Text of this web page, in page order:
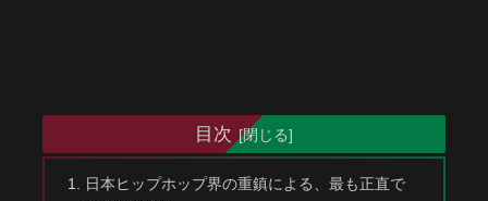
目次
日本ヒップホップ界の重鎮による、最も正直で